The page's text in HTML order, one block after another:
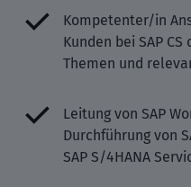
Kompetenter/in
Kunden bei SAP
Themen und
Leitung von SAP
Durchführung von
SAP S/4HANA